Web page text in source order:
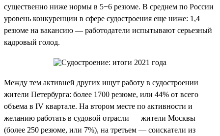
существенно ниже нормы в 5−6 резюме. В среднем по России
уровень конкуренции в сфере судостроения еще ниже: 1,4
резюме на вакансию — работодатели испытывают серьезный
кадровый голод.
Между тем активней других ищут работу в судостроении
жители Петербурга: более 1700 резюме, или 44% от всего
объема в IV квартале. На втором месте по активности и
желанию работать в судовой отрасли — жители Москвы
(более 250 резюме, или 7%), на третьем — соискатели из